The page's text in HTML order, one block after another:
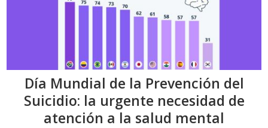
Día Mundial de la Prevención del
Suicidio: la urgente necesidad de
atención a la salud mental